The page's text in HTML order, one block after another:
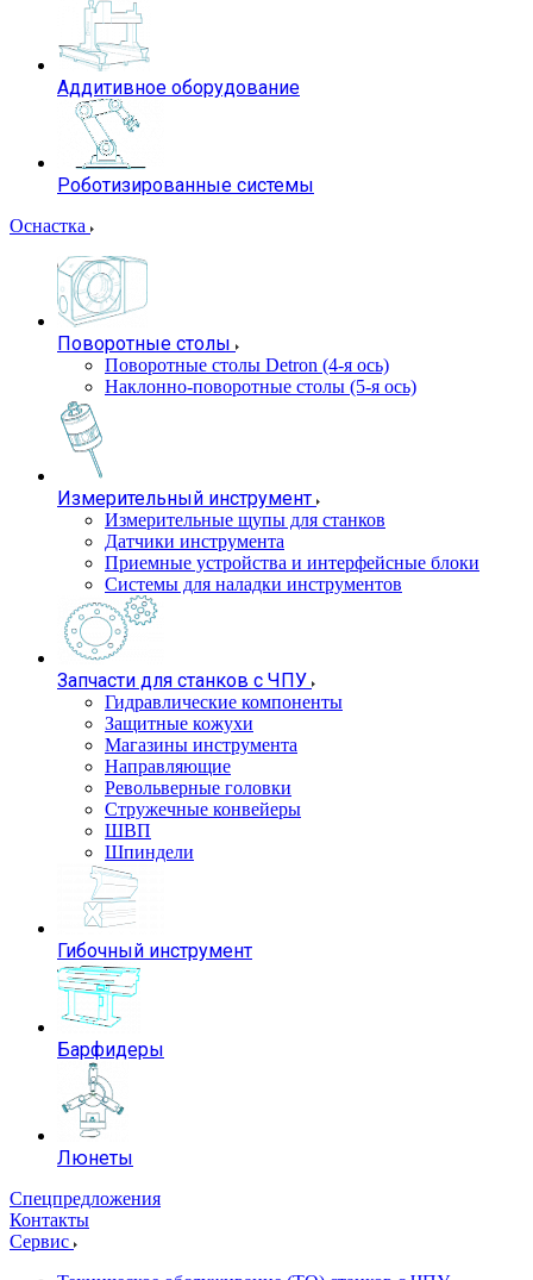
Аддитивное оборудование
Роботизированные системы
Оснастка
Поворотные столы
Поворотные столы Detron (4-я ось)
Наклонно-поворотные столы (5-я ось)
Измерительный инструмент
Измерительные щупы для станков
Датчики инструмента
Приемные устройства и интерфейсные блоки
Системы для наладки инструментов
Запчасти для станков с ЧПУ
Гидравлические компоненты
Защитные кожухи
Магазины инструмента
Направляющие
Револьверные головки
Стружечные конвейеры
ШВП
Шпиндели
Гибочный инструмент
Барфидеры
Люнеты
Спецпредложения
Контакты
Сервис